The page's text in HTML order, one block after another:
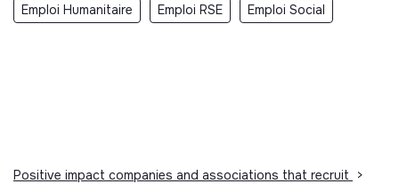
Emploi Humanitaire Emploi RSE Emploi Social
Positive impact companies and associations that recruit
>